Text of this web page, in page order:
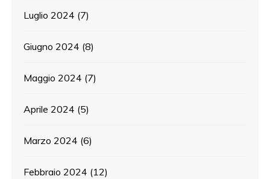
Luglio 2024 (7)
Giugno 2024 (8)
Maggio 2024 (7)
Aprile 2024 (5)
Marzo 2024 (6)
Febbraio 2024 (12)